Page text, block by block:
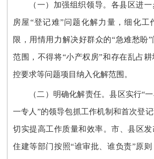
（一）加强组织领导。 各县区进一
房屋“登记难”问题化解力量 ，细化工
限， 用情用力解决好群众的“急难愁盼
范围 ，不得将“小产权房”和存在乱占
控要求等问题项目纳入化解范围。
（二） 明确化解责任。县区实行“
一专人”的领导包抓工作机制和首次登记
切实提高工作质量和效率。市、县区发
住建等部门按照“谁审批、谁负责”原则